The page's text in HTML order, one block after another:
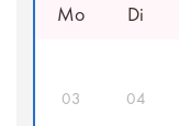
Mo Di
03
04